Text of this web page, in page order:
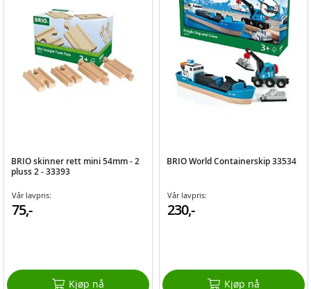
BRIO skinner rett mini 54mm - 2
pluss 2 - 33393
Vår lavpris:
75,-
Kjøp nå
BRIO World Containerskip 33534
Vår lavpris:
230,-
Kjøp nå